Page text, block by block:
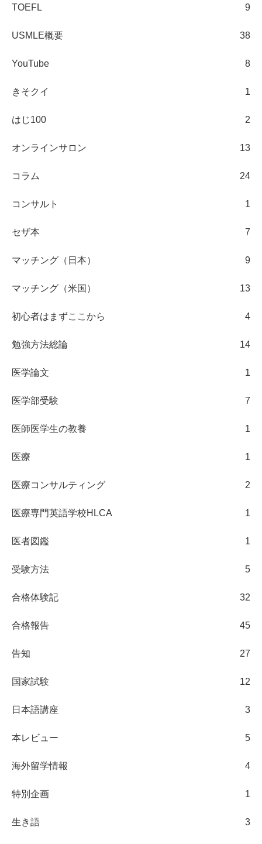
TOEFL 9
USMLE概要 38
YouTube 8
きそクイ 1
はじ100 2
オンラインサロン 13
コラム 24
コンサルト 1
セザ本 7
マッチング（日本） 9
マッチング（米国） 13
初心者はまずここから 4
勉強方法総論 14
医学論文 1
医学部受験 7
医師医学生の教養 1
医療 1
医療コンサルティング 2
医療専門英語学校HLCA 1
医者図鑑 1
受験方法 5
合格体験記 32
合格報告 45
告知 27
国家試験 12
日本語講座 3
本レビュー 5
海外留学情報 4
特別企画 1
生き語 3